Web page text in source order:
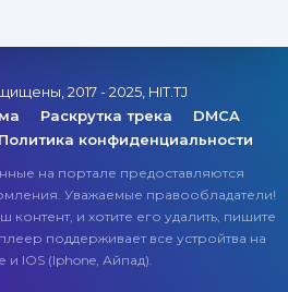
2017 - 2025, HIT.TJ
Раскрутка трека
DMCA
Политика конфиденциальности
на портале предоставляются
Уважаемые правообладатели!
и хотите его удалить, пишите
поддерживает все устройтва на
и IOS (Iphone, Айпад).